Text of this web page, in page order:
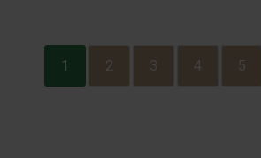
1 2 3 4 5